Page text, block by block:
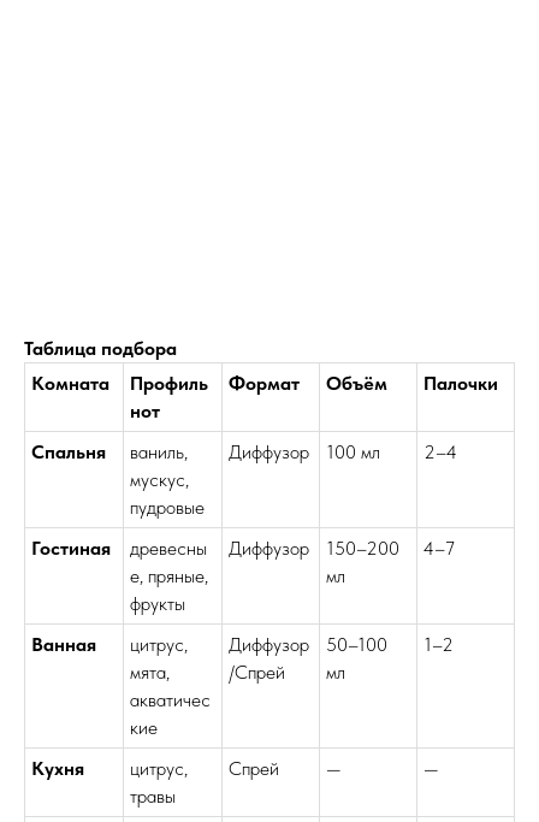
Таблица подбора
Комната
Профиль
нот
Формат Объём Палочки
Спальня
ваниль,
мускус,
пудровые
Диффузор 100 мл 2–4
Гостиная
древесны
е, пряные,
фрукты
Диффузор
150–200
мл
4–7
Ванная
цитрус,
мята,
акватичес
кие
Диффузор
/Спрей
50–100
мл
1–2
Кухня
цитрус,
травы
Спрей — —